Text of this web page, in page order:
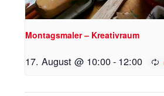
Montagsmaler – Kreativraum
17. August @ 10:00- 12:00